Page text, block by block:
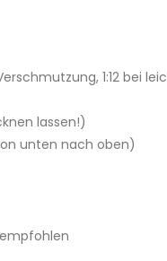
1:12 bei
lassen!)
unten nach oben)